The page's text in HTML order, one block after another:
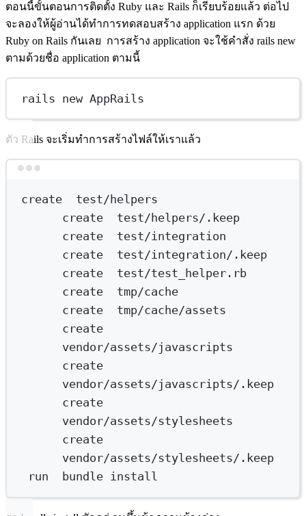
ตอนนี้ขั้นตอนการติดตั้ง Ruby และ Rails ก็เรียบร้อยแล้ว ต่อไป
จะลองให้ผู้อ่านได้ทำการทดสอบสร้าง application แรก ด้วย
Ruby on Rails กันเลย การสร้าง application จะใช้คำสั่ง rails new
ตามด้วยชื่อ application ตามนี้
rails new AppRails
ตัว Rails จะเริ่มทำการสร้างไฟล์ให้เราแล้ว
create
test/helpers
create
test/helpers/.keep
create
test/integration
create
test/integration/.keep
create
test/test_helper.rb
create
tmp/cache
create
tmp/cache/assets
create
vendor/assets/javascripts
create
vendor/assets/javascripts/.keep
create
vendor/assets/stylesheets
create
vendor/assets/stylesheets/.keep
run
bundle install